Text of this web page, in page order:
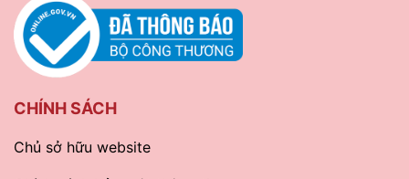
CHÍNH SÁCH
Chủ sở hữu website